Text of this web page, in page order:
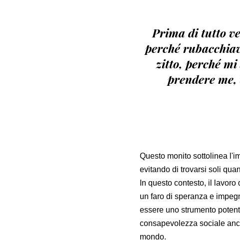
Prima di tutto
perché
zitto, perché
prendere
Questo monito sottolinea
evitando di trovarsi soli
In questo contesto, il
un faro di speranza e
essere uno strumento
consapevolezza sociale
mondo.